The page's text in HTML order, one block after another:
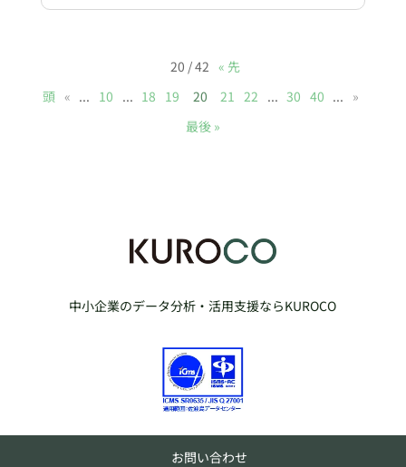
20 / 42 « 先
頭 « ... 10 ... 18 19 20 21 22 ... 30 40 ... »
最後 »
中小企業のデータ分析・活用支援ならKUROCO
お問い合わせ